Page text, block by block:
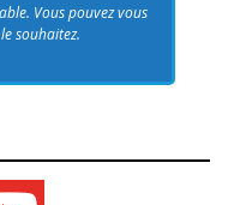
Vous pouvez vous
souhaitez.